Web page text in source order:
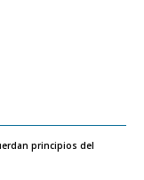
principios del